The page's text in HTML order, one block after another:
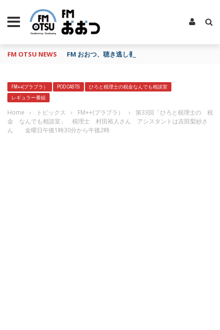
FM OTSU NEWS FM おおつ、聴き逃し番組配信サービス「shelfs」
FM++(プラプラ） POD CASTS
ひろと税理士の税金なんでも相談室
レギュラー番組
Home › トピックス › FM++(プラプラ） ›
第33回「ひろと税理士の 税
金 なんでも相談室」 税理士 村田裕人さん アシスタントは吉田梨紗さ
ん 金曜日午後1時30分から午後2時